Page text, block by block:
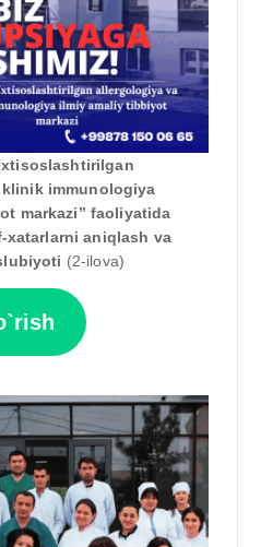
immunologiya
markazi” faoliyatida
xatarlarni aniqlash va
(2-ilova)